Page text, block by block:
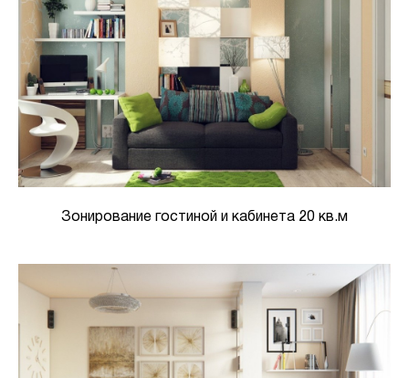
Зонирование гостиной и кабинета 20 кв.м